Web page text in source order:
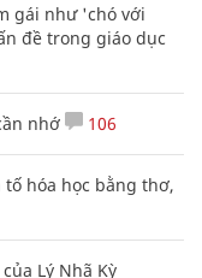
gái như 'chó với
đề trong giáo dục
nhớ 106
hóa học bằng thơ,
Lý Nhã Kỳ